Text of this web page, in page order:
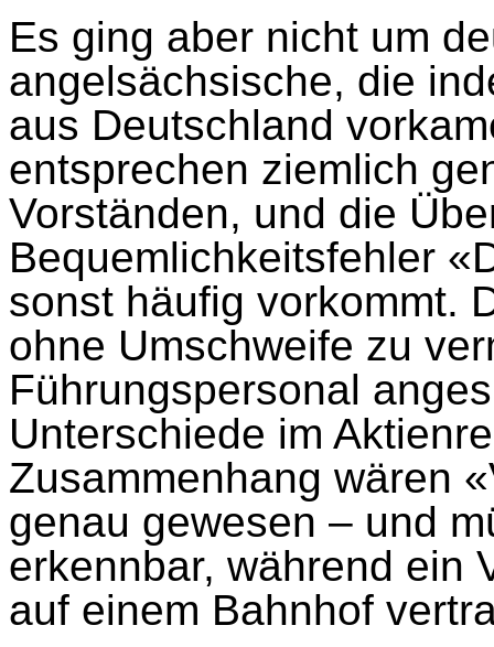
Es ging aber nicht um
angelsächsische, die
aus Deutschland
entsprechen ziemlich
Vorständen, und die
Bequemlichkeitsfehler
sonst häufig vorkommt.
ohne Umschweife zu
Führungspersonal
Unterschiede im
Zusammenhang wären
genau gewesen – und
erkennbar, während ein
auf einem Bahnhof